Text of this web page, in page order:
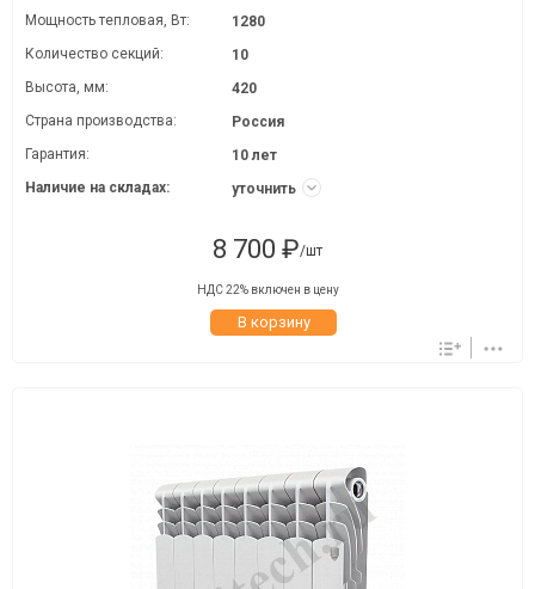
Мощность тепловая, Вт:
1280
Количество секций:
10
Высота, мм:
420
Страна производства:
Россия
Гарантия:
10 лет
Наличие на складах:
уточнить
8 700 ₽/шт
НДС 22% включен в цену
В корзину